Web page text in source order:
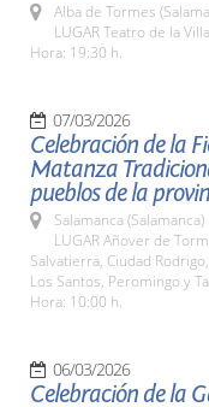
Alba de Tormes
LUGAR Teatro de la
Hora: 19:30 h.
07/03/2026
Celebración de la
Matanza
pueblos de la
Salamanca (Salamanca)
LUGAR Añover de
Salvatierra, Ciudad
Los Santos, Peromingo y
Hora: 10:00 h.
06/03/2026
Celebración de la